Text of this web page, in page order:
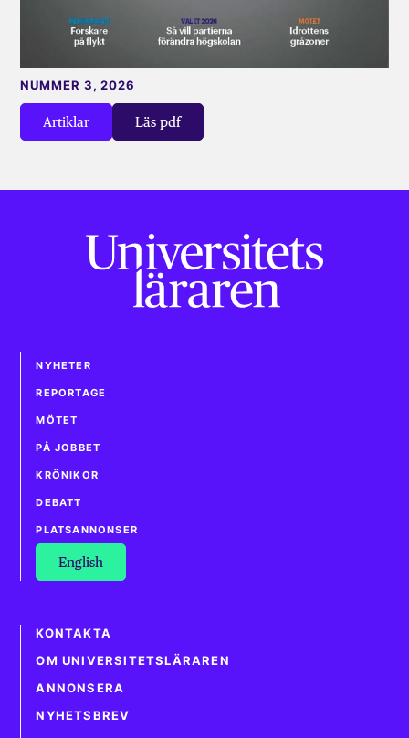
Artiklar Läs pdf
NUMMER 3, 2026
NYHETER
REPORTAGE
MÖTET
PÅ JOBBET
KRÖNIKOR
DEBATT
PLATSANNONSER
English
KONTAKTA
OM UNIVERSITETSLÄRAREN
ANNONSERA
NYHETSBREV